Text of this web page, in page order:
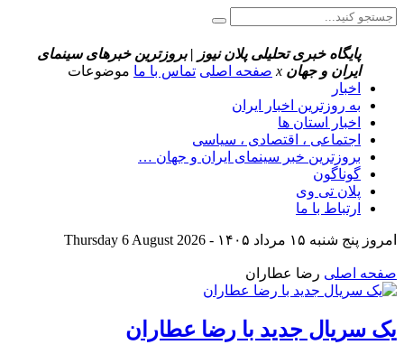
پایگاه خبری تحلیلی پلان نیوز | بروزترین خبرهای سینمای
ایران و جهان x صفحه اصلی تماس با ما موضوعات
اخبار
به روزترین اخبار ایران
اخبار استان ها
اجتماعی ، اقتصادی ، سیاسی
بروزترین خبر سینمای ایران و جهان …
گوناگون
پلان تی وی
ارتباط با ما
امروز پنج شنبه ۱۵ مرداد ۱۴۰۵ - Thursday 6 August 2026
صفحه اصلی رضا عطاران
یک سریال جدید با رضا عطاران